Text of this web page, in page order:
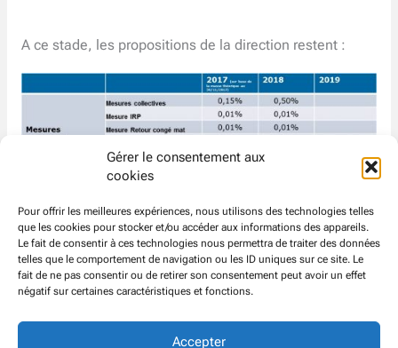
Gérer le consentement aux
cookies
Pour offrir les meilleures expériences, nous utilisons des technologies telles
que les cookies pour stocker et/ou accéder aux informations des appareils.
Le fait de consentir à ces technologies nous permettra de traiter des données
telles que le comportement de navigation ou les ID uniques sur ce site. Le
fait de ne pas consentir ou de retirer son consentement peut avoir un effet
négatif sur certaines caractéristiques et fonctions.
Accepter
A ce stade, les propositions de la direction restent :
A l’issue de la réunion du 16 avril 2018, les
organisations syndicales se réuniront à nouveau pour
déterminer les moyens d’actions si les réponses de la
direction sont nettement insuffisantes.